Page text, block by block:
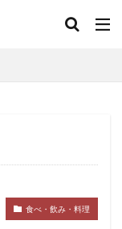
食べ・飲み・料理